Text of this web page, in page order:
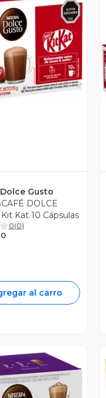
Vista Previa
Gusto
DOLCE
Kat 10 Cápsulas
0(0)
al carro